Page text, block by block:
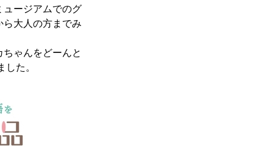
ュージアムでのグ
ら大人の方までみ
ゃんをどーんと
た。